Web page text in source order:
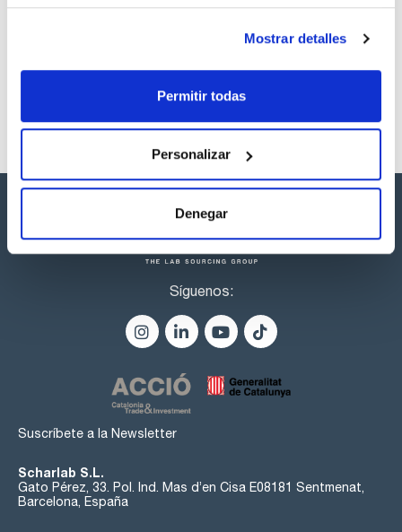
Mostrar detalles
Permitir todas
Personalizar
Denegar
Comprar
Disponibilidad
Síguenos:
Suscríbete a la Newsletter
Scharlab S.L.
Gato Pérez, 33. Pol. Ind. Mas d’en Cisa E08181 Sentmenat,
Barcelona, España